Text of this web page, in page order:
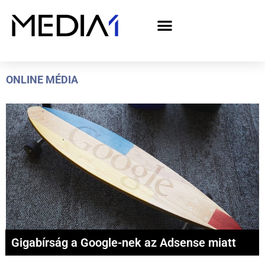
ONLINE MÉDIA
Gigabírság a Google-nek az Adsense miatt